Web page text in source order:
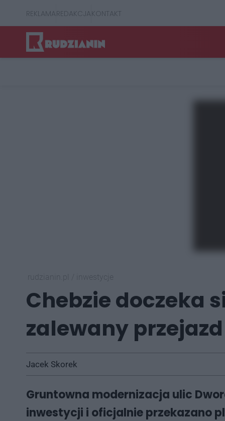
REKLAMAREDAKCJAKONTAKT
Chebzie doczeka
zalewany
Jacek Skorek
Gruntowna modernizacja ulic
inwestycji i oficjalnie przekazano